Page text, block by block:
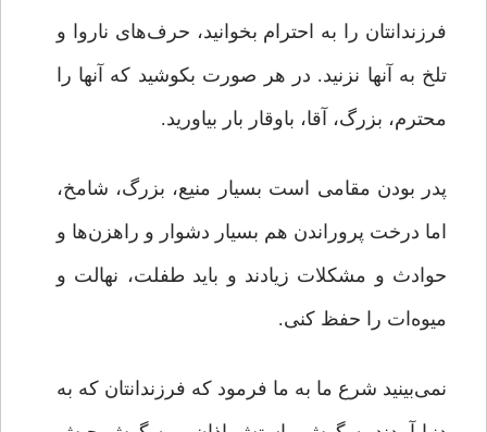
فرزندانتان را به احترام بخوانید، حرف‌های ناروا و
تلخ به آنها نزنید. در هر صورت بکوشید که آنها را
محترم، بزرگ، آقا، باوقار بار بیاورید.
پدر بودن مقامی است بسیار منیع، بزرگ، شامخ،
اما درخت پروراندن هم بسیار دشوار و راهزن‌ها و
حوادث و مشکلات زیادند و باید طفلت، نهالت و
میوه‌‌ات را حفظ کنی.
نمی‌بینید شرع ما به ما فرمود که فرزندانتان که به